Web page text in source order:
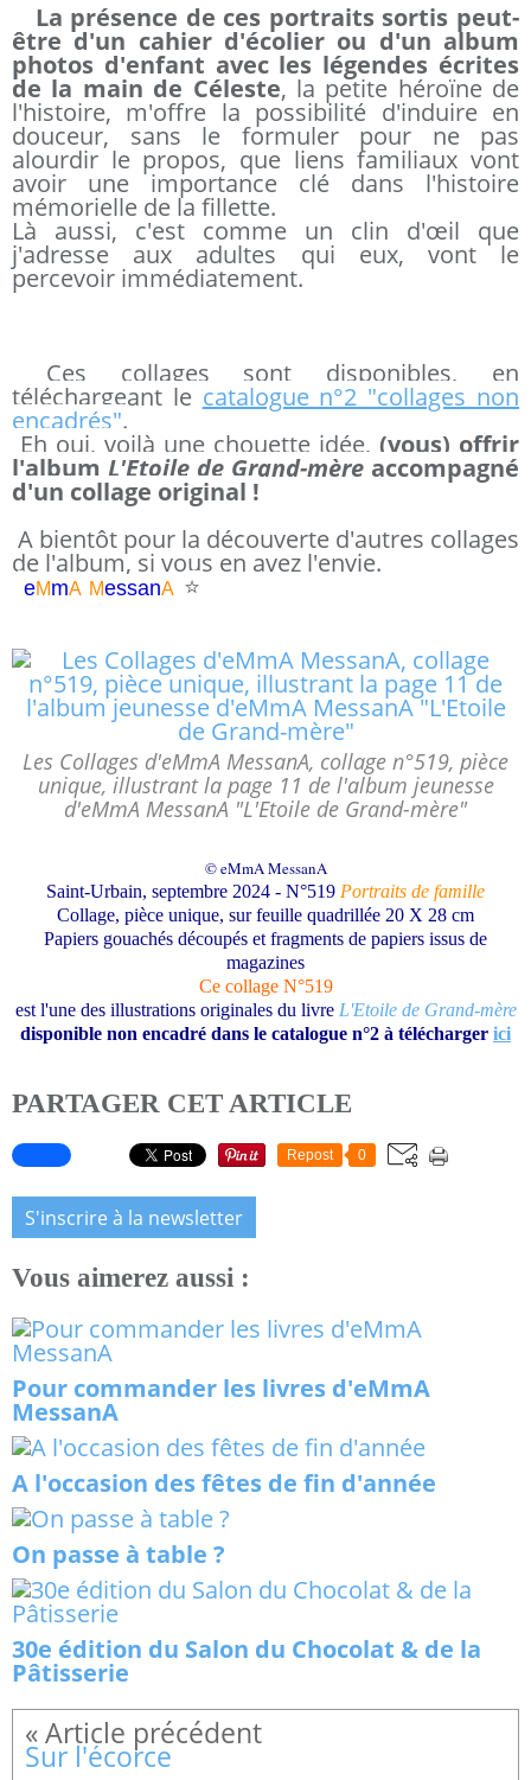
La présence de ces portraits sortis peut-
être d'un cahier d'écolier ou d'un album
photos d'enfant avec les légendes écrites
de la main de Céleste, la petite héroïne de
l'histoire, m'offre la possibilité d'induire en
douceur, sans le formuler pour ne pas
alourdir le propos, que liens familiaux vont
avoir une importance clé dans l'histoire
mémorielle de la fillette.
Là aussi, c'est comme un clin d'œil que
j'adresse aux adultes qui eux, vont le
percevoir immédiatement.
Ces collages sont disponibles, en
téléchargeant le catalogue n°2 "collages non
encadrés".
Eh oui, voilà une chouette idée, (vous) offrir
l'album L'Etoile de Grand-mère accompagné
d'un collage original !
A bientôt pour la découverte d'autres collages
de l'album, si vous en avez l'envie.
eMmA MessanA ⭐
Les Collages d'eMmA MessanA, collage n°519, pièce
unique, illustrant la page 11 de l'album jeunesse
d'eMmA MessanA "L'Etoile de Grand-mère"
© eMmA MessanA
Saint-Urbain, septembre 2024 - N°519 Portraits de famille
Collage, pièce unique, sur feuille quadrillée 20 X 28 cm
Papiers gouachés découpés et fragments de papiers issus de
magazines
Ce collage N°519
est l'une des illustrations originales du livre L'Etoile de Grand-mère
disponible non encadré dans le catalogue n°2 à télécharger ici
PARTAGER CET ARTICLE
Repost 0
S'inscrire à la newsletter
Vous aimerez aussi :
Pour commander les livres d'eMmA
MessanA
A l'occasion des fêtes de fin d'année
On passe à table ?
30e édition du Salon du Chocolat & de la
Pâtisserie
Sur l'écorce